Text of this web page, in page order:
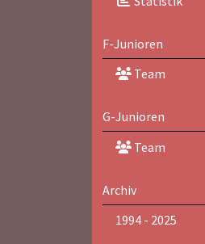
F-Junioren
Team
G-Junioren
Team
Archiv
1994 - 2025